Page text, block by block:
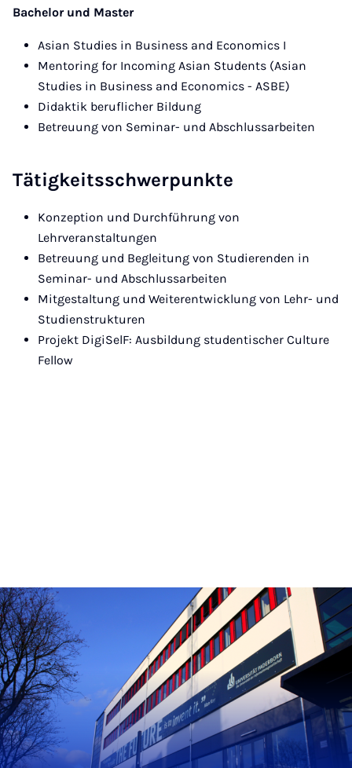
Bachelor und Master
Asian Studies in Business and Economics I
Mentoring for Incoming Asian Students (Asian
Studies in Business and Economics - ASBE)
Didaktik beruflicher Bildung
Betreuung von Seminar- und Abschlussarbeiten
Tätigkeitsschwerpunkte
Konzeption und Durchführung von
Lehrveranstaltungen
Betreuung und Begleitung von Studierenden in
Seminar- und Abschlussarbeiten
Mitgestaltung und Weiterentwicklung von Lehr- und
Studienstrukturen
Projekt DigiSelF: Ausbildung studentischer Culture
Fellow